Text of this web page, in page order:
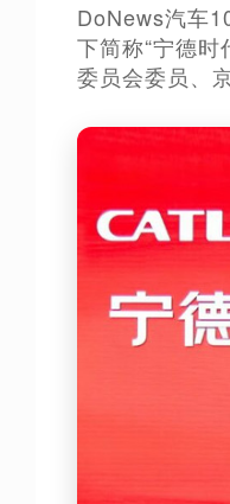
DoNews汽车
下简称“宁德
委员会委员、